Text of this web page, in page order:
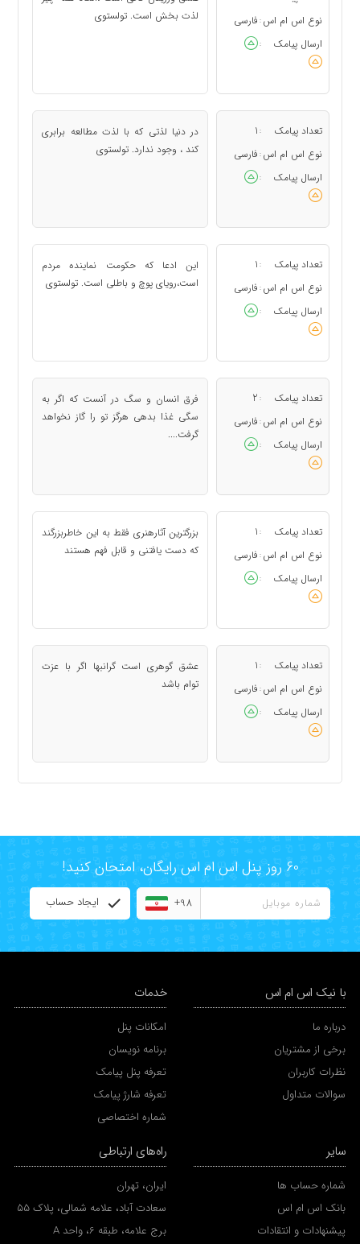
نوع اس ام اس : فارسی
ارسال پیامک
:
لذت بخش است. تولستوی
تعداد پیامک :
1
نوع اس ام اس : فارسی
ارسال پیامک
:
در دنیا لذتی که با لذت مطالعه برابری
کند ، وجود ندارد. تولستوی
تعداد پیامک :
1
نوع اس ام اس : فارسی
ارسال پیامک
:
این ادعا که حکومت نماینده مردم
است،رویای پوچ و باطلی است. تولستوی
تعداد پیامک :
2
نوع اس ام اس : فارسی
ارسال پیامک
:
فرق انسان و سگ در آنست كه اگر به
سگی غذا بدهی هرگز تو را گاز نخواهد
گرفت....
تعداد پیامک :
1
نوع اس ام اس : فارسی
ارسال پیامک
:
بزرگترین آثارهنری فقط به این خاطربزرگند
که دست یافتنی و قابل فهم هستند
تعداد پیامک :
1
نوع اس ام اس : فارسی
ارسال پیامک
:
عشق گوهری است گرانبها اگر با عزت
توام باشد
60 روز پنل اس ام اس رایگان، امتحان کنید!
+98 ایجاد حساب
با نیک اس ام اس
درباره ما
برخی از مشتریان
نظرات کاربران
سوالات متداول
خدمات
امکانات پنل
برنامه نویسان
تعرفه پنل پیامک
تعرفه شارژ پیامک
شماره اختصاصی
سایر
شماره حساب ها
بانک اس ام اس
پیشنهادات و انتقادات
راه‌های ارتباطی
ایران، تهران
سعادت آباد، علامه شمالی، پلاک 55
برج علامه، طبقه 6، واحد A